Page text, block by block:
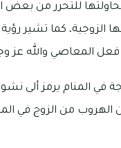
للتحرر من بعض
الزوجية، كما تشير
المعاصي والله عز
في المنام يرمز ألى
الهروب من الزوج في